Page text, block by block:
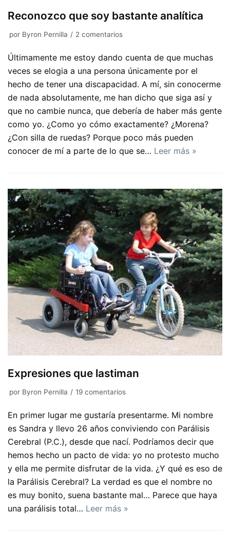
Reconozco que soy bastante analítica
por Byron Pernilla 2 comentarios
Últimamente me estoy dando cuenta de que muchas
veces se elogia a una persona únicamente por el
hecho de tener una discapacidad. A mí, sin conocerme
de nada absolutamente, me han dicho que siga así y
que no cambie nunca, que debería de haber más gente
como yo. ¿Como yo cómo exactamente? ¿Morena?
¿Con silla de ruedas? Porque poco más pueden
conocer de mí a parte de lo que se… Leer más »
Expresiones que lastiman
por Byron Pernilla 19 comentarios
En primer lugar me gustaría presentarme. Mi nombre
es Sandra y llevo 26 años conviviendo con Parálisis
Cerebral (P.C.), desde que nací. Podríamos decir que
hemos hecho un pacto de vida: yo no protesto mucho
y ella me permite disfrutar de la vida. ¿Y qué es eso de
la Parálisis Cerebral? La verdad es que el nombre no
es muy bonito, suena bastante mal… Parece que haya
una parálisis total… Leer más »